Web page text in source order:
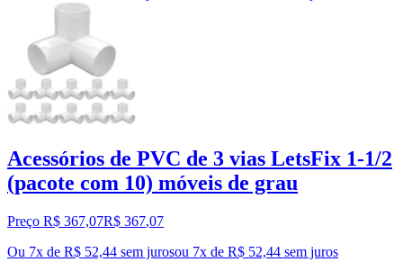
Acessórios de PVC de 3 vias LetsFix 1-1/2
(pacote com 10) móveis de grau
Preço R$ 367,07R$ 367,07
Ou 7x de R$ 52,44 sem jurosou 7x de R$ 52,44 sem juros